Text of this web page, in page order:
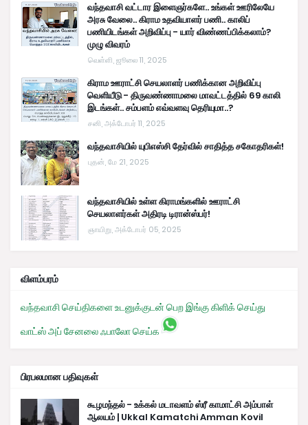
வந்தவாசி வட்டார இளைஞர்களே.. உங்கள் ஊரிலேயே
அரசு வேலை.. கிராம உதவியாளர் பணி.. காலிப்
பணியிடங்கள் அறிவிப்பு - யார் விண்ணப்பிக்கலாம்?
முழு விவரம்
வெள்ளி, ஜூலை 11, 2025
கிராம ஊராட்சி செயலாளர் பணிக்கான அறிவிப்பு
வெளியீடு - திருவண்ணாமலை மாவட்டத்தில் 69 காலி
இடங்கள்.. சம்பளம் எவ்வளவு தெரியுமா..?
சனி, அக்டோபர் 11, 2025
வந்தவாசியில் யுபிஎஸ்சி தேர்வில் சாதித்த சகோதரிகள்!
புதன், மே 21, 2025
வந்தவாசியில் உள்ள கிராமங்களில் ஊராட்சி
செயலாளர்கள் அதிரடி டிரான்ஸ்பர்!
ஞாயிறு, அக்டோபர் 05, 2025
விளம்பரம்
வந்தவாசி செய்திகளை உடனுக்குடன் பெற இங்கு கிளிக் செய்து
வாட்ஸ் அப் சேனலை ஃபாலோ செய்க
பிரபலமான பதிவுகள்
கூழமந்தல் - உக்கல் மடாவளம் ஸ்ரீ காமாட்சி அம்பாள்
ஆலயம் | Ukkal Kamatchi Amman Kovil